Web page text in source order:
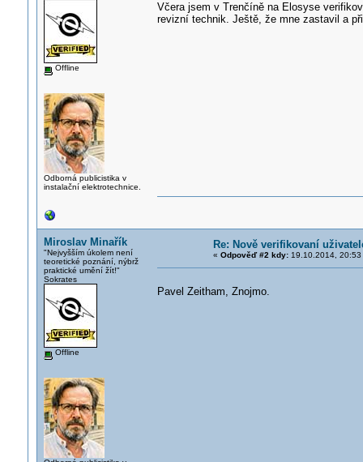
Offline
Odborná publicistika v
instalační elektrotechnice.
Včera jsem v Trenčíně na Elosyse
revizní technik. Ještě, že mne zastavil a
Miroslav Minařík
"Nejvyšším úkolem není
teoretické poznání, nýbrž
praktické umění žít!"
Sokrates
Offline
Re: Nově verifikovaní
« Odpověď #2 kdy:19.10.2014, 20:53
Pavel Zeitham, Znojmo.